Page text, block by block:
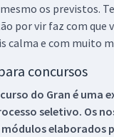
os previstos.
por vir faz com que
calma e com muito
concursos
do Gran é uma
seletivo. Os
elaborados